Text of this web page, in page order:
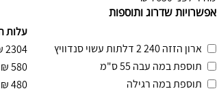
אפשרויות שדרוג ותוספות
עלות
ארון הזזה 240 2 דלתות עשוי סנדוויץ
2304
תוספת במה עבה 55 ס"מ
580
₪
תוספת במה רגילה
480
₪